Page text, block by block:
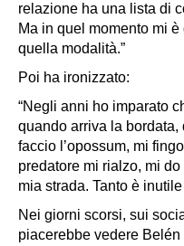
relazione ha una lista di
Ma in quel momento mi
quella modalità.”
Poi ha ironizzato:
“Negli anni ho imparato
quando arriva la bordata,
faccio l’opossum, mi
predatore mi rialzo, mi
mia strada. Tanto è
Nei giorni scorsi, sui
piacerebbe vedere